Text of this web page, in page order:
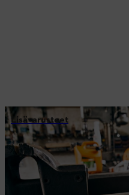
Lisävarusteet